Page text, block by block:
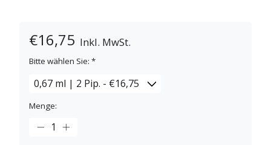
€16,75 Inkl. MwSt.
Bitte wählen Sie: *
Menge: